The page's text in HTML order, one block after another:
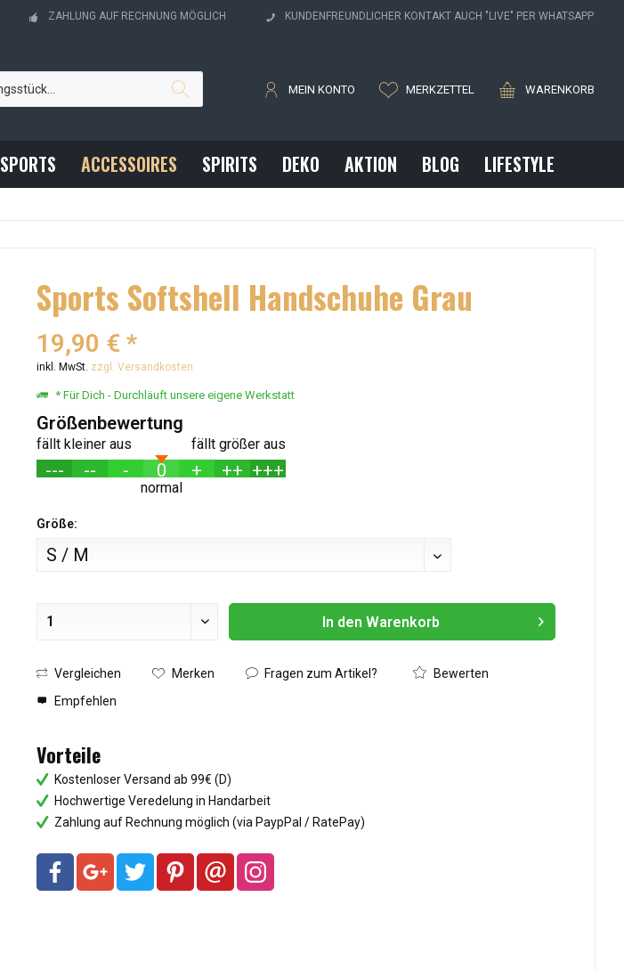
ZAHLUNG AUF RECHNUNG MÖGLICH KUNDENFREUNDLICHER KONTAKT AUCH "LIVE" PER WHATSAPP
WARENKORB
MERKZETTEL
MEIN KONTO
SPORTS ACCESSOIRES SPIRITS DEKO AKTION BLOG LIFESTYLE
Sports Softshell Handschuhe Grau
19,90 € *
inkl. MwSt. zzgl. Versandkosten
* Für Dich - Durchläuft unsere eigene Werkstatt
Größenbewertung
fällt größer aus
fällt kleiner aus
--- -- - 0 + ++ +++
normal
Größe:
In den Warenkorb
Vergleichen Merken Fragen zum Artikel?
Bewerten
Empfehlen
Vorteile
Kostenloser Versand ab 99€ (D)
Hochwertige Veredelung in Handarbeit
Zahlung auf Rechnung möglich (via PaypPal / RatePay)